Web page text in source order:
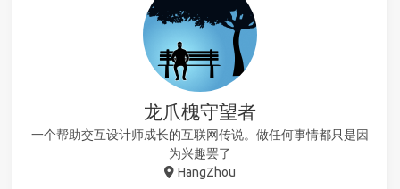
龙爪槐守望者
一个帮助交互设计师成长的互联网传说。做任何事情都只是因
为兴趣罢了
HangZhou